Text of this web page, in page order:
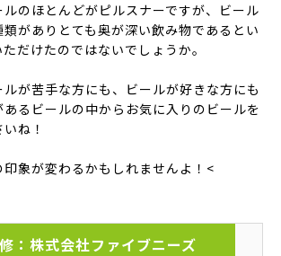
のほとんどがピルスナーですが、ビール
がありとても奥が深い飲み物であるとい
だけたのではないでしょうか。
が苦手な方にも、ビールが好きな方にも
るビールの中からお気に入りのビールを
ね！
象が変わるかもしれませんよ！<
：株式会社ファイブニーズ